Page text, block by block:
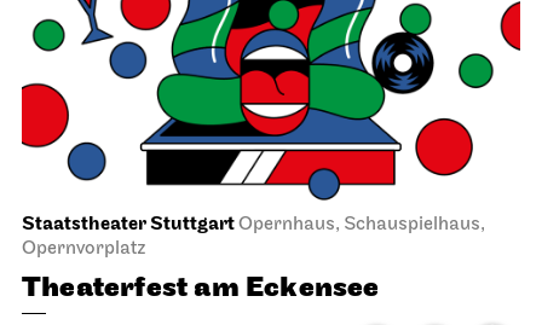
Staatstheater StuttgartOpernhaus, Schauspielhaus,
Opernvorplatz
Theaterfest am Eckensee